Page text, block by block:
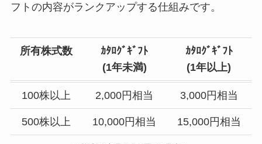
フトの内容がランクアップする仕組みです。
所有株式数
ｶﾀﾛｸﾞｷﾞﾌﾄ
(1年未満)
ｶﾀﾛｸﾞｷﾞﾌﾄ
(1年以上)
100株以上 2,000円相当 3,000円相当
500株以上 10,000円相当 15,000円相当